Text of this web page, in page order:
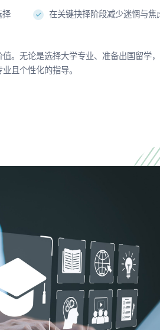
择
在关键抉择阶段减少迷惘与焦
。无论是选择大学专业、准备出国留学
且个性化的指导。